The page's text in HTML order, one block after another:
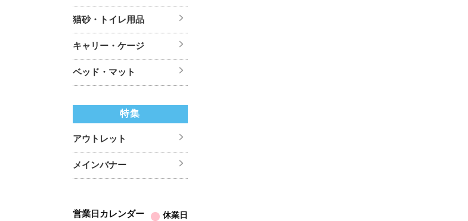
猫砂・トイレ用品
キャリー・ケージ
ベッド・マット
特集
アウトレット
メインバナー
営業日カレンダー 休業日